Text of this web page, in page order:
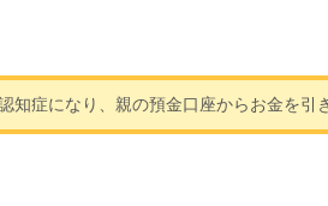
知症になり、親の預金口座からお金を引